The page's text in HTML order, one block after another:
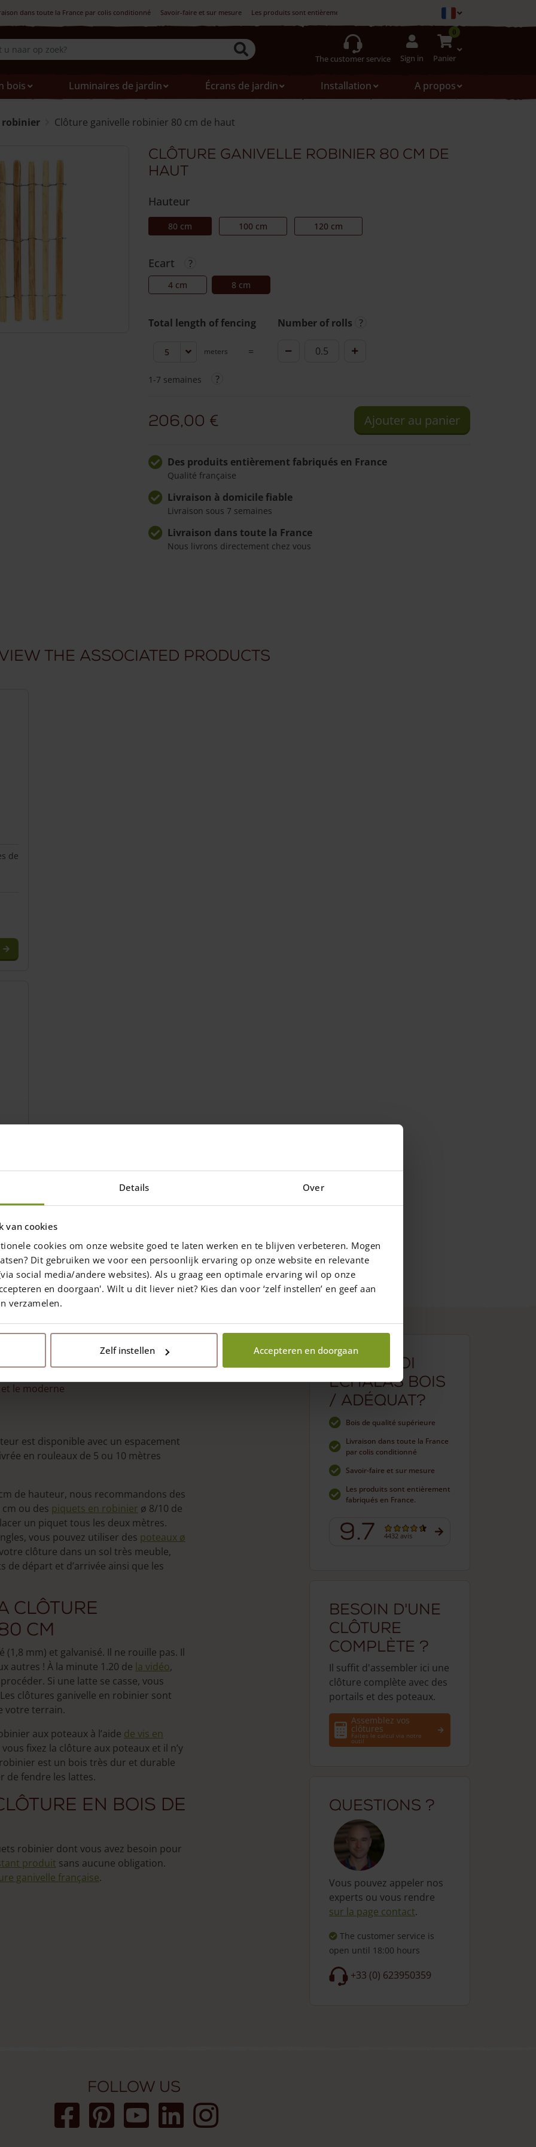
Details Over
van cookies
cookies om onze website goed te laten werken en te blijven verbeteren. Mogen
Dit gebruiken we voor een persoonlijk ervaring op onze website en relevante
social media/andere websites). Als u graag een optimale ervaring wil op onze
en doorgaan'. Wilt u dit liever niet? Kies dan voor ‘zelf instellen’ en geef aan
verzamelen.
Zelf instellen Accepteren en doorgaan
dans toute la France par colis conditionné Savoir-faire et sur mesure Les produits sont entièrement fabriqués en France.
The customer service Sign in
0
Panier
bois
Luminaires de jardin
Écrans de jardin
Installation
A propos
robinier Clôture ganivelle robinier 80 cm de haut
Clôture ganivelle robinier 80 cm de
haut
Hauteur
80 cm 100 cm 120 cm
Ecart
4 cm 8 cm
Total length of fencing
Clôture
ganivelle
cm
haut
meters
Number of rolls
quantité
de
1-7 semaines
206,00 € Ajouter au panier
Des produits entièrement fabriqués en France
Qualité française
Livraison à domicile fiable
Livraison sous 7 semaines
Livraison dans toute la France
Nous livrons directement chez vous
the associated products
de
Local Pickup
le moderne
est disponible avec un espacement
en rouleaux de 5 ou 10 mètres
de hauteur, nous recommandons des
ou des piquets en robinier ø 8/10 de
un piquet tous les deux mètres.
vous pouvez utiliser des poteaux ø
clôture dans un sol très meuble,
de départ et d’arrivée ainsi que les
clôture
cm
mm) et galvanisé. Il ne rouille pas. Il
autres ! À la minute 1.20 de la vidéo,
Si une latte se casse, vous
clôtures ganivelle en robinier sont
votre terrain.
aux poteaux à l’aide de vis en
fixez la clôture aux poteaux et il n’y
est un bois très dur et durable
de fendre les lattes.
en bois de
robinier dont vous avez besoin pour
produit sans aucune obligation.
ganivelle française.
Pourquoi
Echalas bois
/ Adéquat?
Bois de qualité supérieure
Livraison dans toute la France
par colis conditionné
Savoir-faire et sur mesure
Les produits sont entièrement
fabriqués en France.
9.7 4432 avis
Besoin d'une
clôture
complète ?
Il suffit d'assembler ici une
clôture complète avec des
portails et des poteaux.
Assemblez vos
clôtures
Faites le calcul via notre
outil
Questions ?
Vous pouvez appeler nos
experts ou vous rendre
sur la page contact.
The customer service is
open until 18:00 hours
+33 (0) 623950359
Follow us